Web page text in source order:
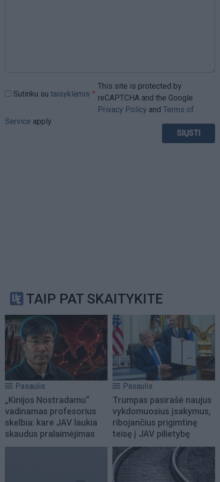
Sutinku su taisyklėmis
This site is protected by
reCAPTCHA and the Google
Privacy Policy and Terms of
Service apply.
TAIP PAT SKAITYKITE
Pasaulis
„Kinijos Nostradamu“
vadinamas profesorius
skelbia: kare JAV laukia
skaudus pralaimėjimas
Pasaulis
Trumpas pasirašė naujus
vykdomuosius įsakymus,
ribojančius prigimtinę
teisę į JAV pilietybę